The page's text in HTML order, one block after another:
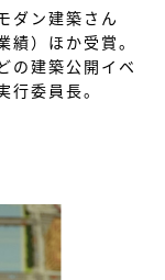
ダン建築さん
）ほか受賞。
の建築公開イベ
委員長。